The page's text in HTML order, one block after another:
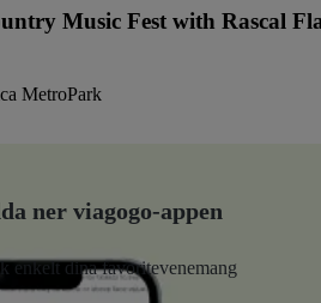
Music Fest with Rascal
MetroPark
ner viagogo-appen
enkelt dina favoritevenemang